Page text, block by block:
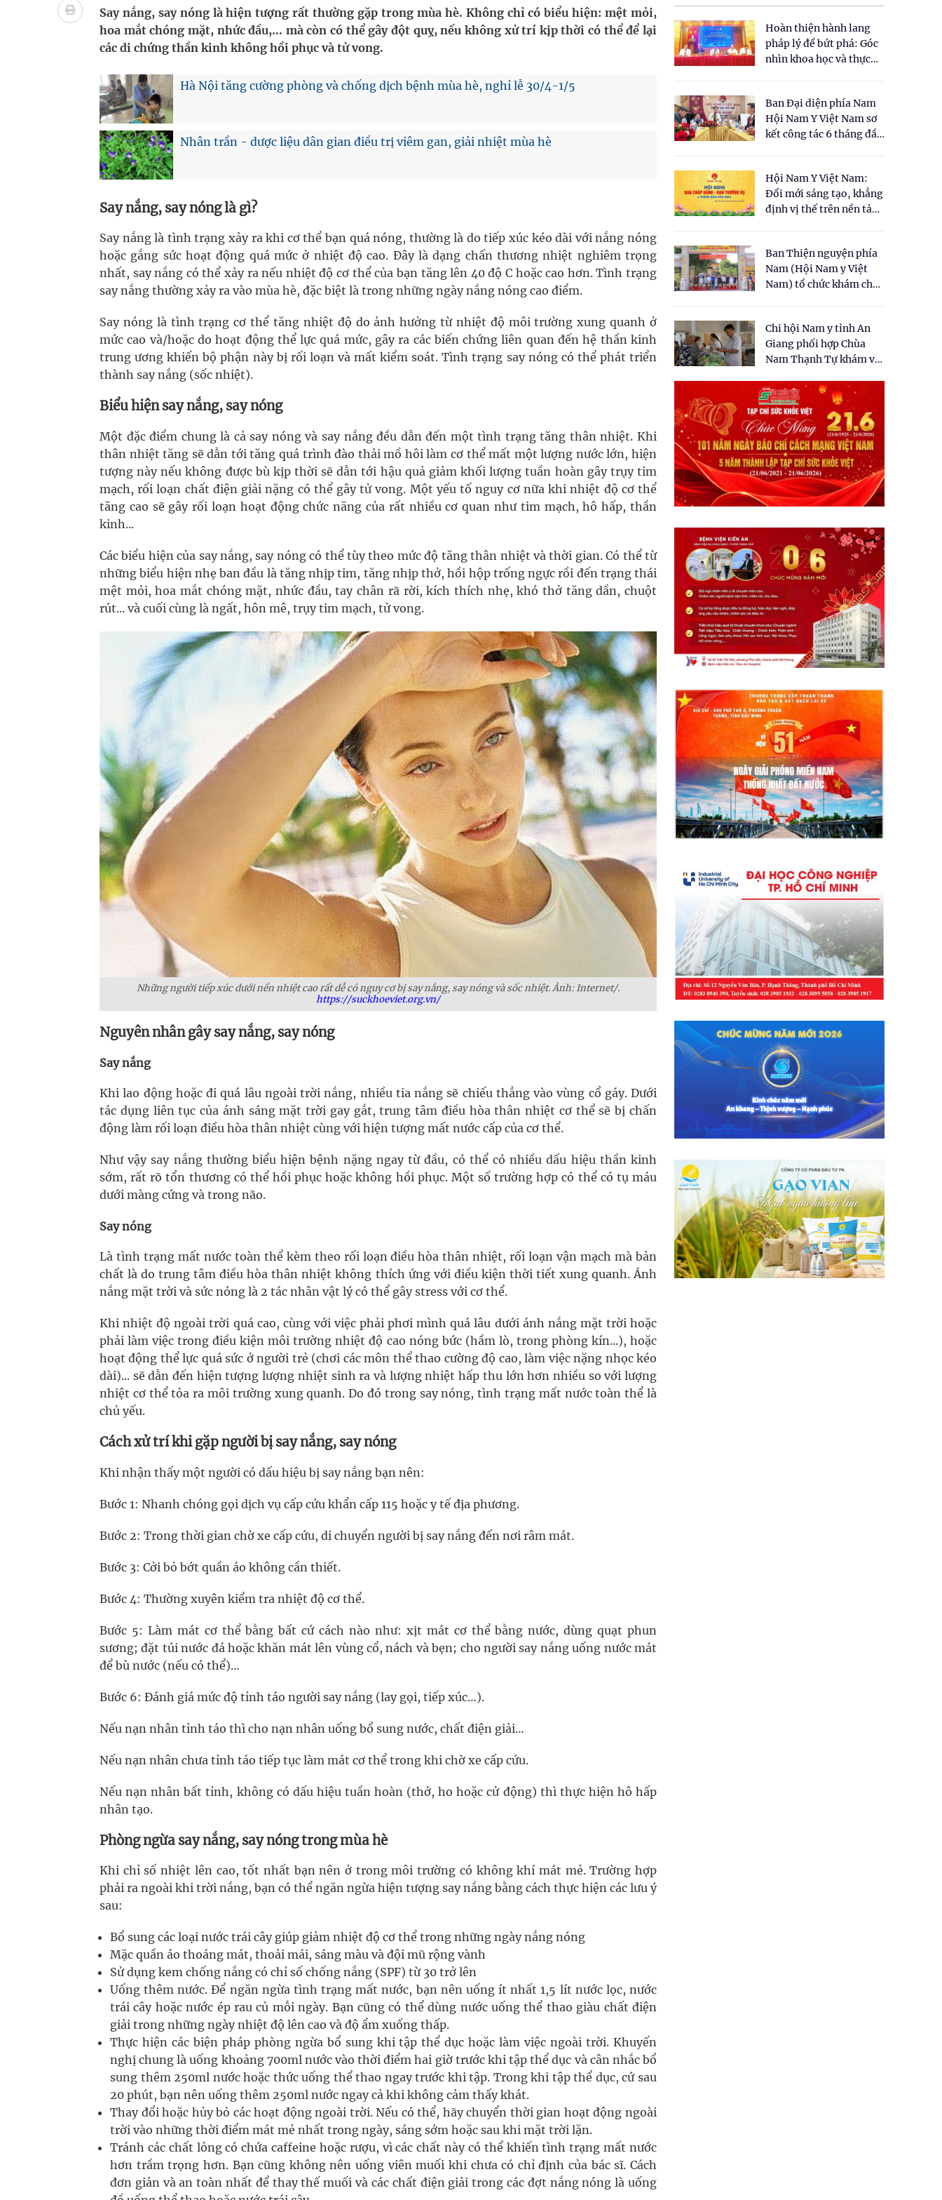
Súp lơ xanh mang đến hy vọng mới trong phòng ngừa ung thư
Tác Dụng Chống Kết Tập Tiểu Cầu Và Chống Đông Máu Của Các Loài Nhân Sâm (Panax Spp.): Tổng
Cách âm nhạc trị liệu được “đo ni đóng giày”
Dự báo thời tiết ngày 08/8/2026: Bắc Bộ nắng nóng, nhiệt độ cao nhất 35 độ
Say nắng, say nóng là hiện tượng rất thường gặp trong mùa hè. Không chỉ có biểu hiện: mệt mỏi,
hoa mắt chóng mặt, nhức đầu,... mà còn có thể gây đột quỵ, nếu không xử trí kịp thời có thể để lại
các di chứng thần kinh không hồi phục và tử vong.
Hà Nội tăng cường phòng và chống dịch bệnh mùa hè, nghỉ lễ 30/4-1/5
Nhân trần - dược liệu dân gian điều trị viêm gan, giải nhiệt mùa hè
Say nắng, say nóng là gì?
Say nắng là tình trạng xảy ra khi cơ thể bạn quá nóng, thường là do tiếp xúc kéo dài với nắng nóng
hoặc gắng sức hoạt động quá mức ở nhiệt độ cao. Đây là dạng chấn thương nhiệt nghiêm trọng
nhất, say nắng có thể xảy ra nếu nhiệt độ cơ thể của bạn tăng lên 40 độ C hoặc cao hơn. Tình trạng
say nắng thường xảy ra vào mùa hè, đặc biệt là trong những ngày nắng nóng cao điểm.
Say nóng là tình trạng cơ thể tăng nhiệt độ do ảnh hưởng từ nhiệt độ môi trường xung quanh ở
mức cao và/hoặc do hoạt động thể lực quá mức, gây ra các biến chứng liên quan đến hệ thần kinh
trung ương khiến bộ phận này bị rối loạn và mất kiểm soát. Tình trạng say nóng có thể phát triển
thành say nắng (sốc nhiệt).
Biểu hiện say nắng, say nóng
Một đặc điểm chung là cả say nóng và say nắng đều dẫn đến một tình trạng tăng thân nhiệt. Khi
thân nhiệt tăng sẽ dẫn tới tăng quá trình đào thải mồ hôi làm cơ thể mất một lượng nước lớn, hiện
tượng này nếu không được bù kịp thời sẽ dẫn tới hậu quả giảm khối lượng tuần hoàn gây trụy tim
mạch, rối loạn chất điện giải nặng có thể gây tử vong. Một yếu tố nguy cơ nữa khi nhiệt độ cơ thể
tăng cao sẽ gây rối loạn hoạt động chức năng của rất nhiều cơ quan như tim mạch, hô hấp, thần
kinh...
Các biểu hiện của say nắng, say nóng có thể tùy theo mức độ tăng thân nhiệt và thời gian. Có thể từ
những biểu hiện nhẹ ban đầu là tăng nhịp tim, tăng nhịp thở, hồi hộp trống ngực rồi đến trạng thái
mệt mỏi, hoa mắt chóng mặt, nhức đầu, tay chân rã rời, kích thích nhẹ, khó thở tăng dần, chuột
rút... và cuối cùng là ngất, hôn mê, trụy tim mạch, tử vong.
Những người tiếp xúc dưới nền nhiệt cao rất dễ có nguy cơ bị say nắng, say nóng và sốc nhiệt. Ảnh: Internet/.
https://suckhoeviet.org.vn/
Nguyên nhân gây say nắng, say nóng
Say nắng
Khi lao động hoặc đi quá lâu ngoài trời nắng, nhiều tia nắng sẽ chiếu thẳng vào vùng cổ gáy. Dưới
tác dụng liên tục của ánh sáng mặt trời gay gắt, trung tâm điều hòa thân nhiệt cơ thể sẽ bị chấn
động làm rối loạn điều hòa thân nhiệt cùng với hiện tượng mất nước cấp của cơ thể.
Như vậy say nắng thường biểu hiện bệnh nặng ngay từ đầu, có thể có nhiều dấu hiệu thần kinh
sớm, rất rõ tổn thương có thể hồi phục hoặc không hồi phục. Một số trường hợp có thể có tụ máu
dưới màng cứng và trong não.
Say nóng
Là tình trạng mất nước toàn thể kèm theo rối loạn điều hòa thân nhiệt, rối loạn vận mạch mà bản
chất là do trung tâm điều hòa thân nhiệt không thích ứng với điều kiện thời tiết xung quanh. Ánh
nắng mặt trời và sức nóng là 2 tác nhân vật lý có thể gây stress với cơ thể.
Khi nhiệt độ ngoài trời quá cao, cùng với việc phải phơi mình quá lâu dưới ánh nắng mặt trời hoặc
phải làm việc trong điều kiện môi trường nhiệt độ cao nóng bức (hầm lò, trong phòng kín...), hoặc
hoạt động thể lực quá sức ở người trẻ (chơi các môn thể thao cường độ cao, làm việc nặng nhọc kéo
dài)... sẽ dẫn đến hiện tượng lượng nhiệt sinh ra và lượng nhiệt hấp thu lớn hơn nhiều so với lượng
nhiệt cơ thể tỏa ra môi trường xung quanh. Do đó trong say nóng, tình trạng mất nước toàn thể là
chủ yếu.
Cách xử trí khi gặp người bị say nắng, say nóng
Khi nhận thấy một người có dấu hiệu bị say nắng bạn nên:
Bước 1: Nhanh chóng gọi dịch vụ cấp cứu khẩn cấp 115 hoặc y tế địa phương.
Bước 2: Trong thời gian chờ xe cấp cứu, di chuyển người bị say nắng đến nơi râm mát.
Bước 3: Cởi bỏ bớt quần áo không cần thiết.
Bước 4: Thường xuyên kiểm tra nhiệt độ cơ thể.
Bước 5: Làm mát cơ thể bằng bất cứ cách nào như: xịt mát cơ thể bằng nước, dùng quạt phun
sương; đặt túi nước đá hoặc khăn mát lên vùng cổ, nách và bẹn; cho người say nắng uống nước mát
để bù nước (nếu có thể)…
Bước 6: Đánh giá mức độ tỉnh táo người say nắng (lay gọi, tiếp xúc…).
Nếu nạn nhân tỉnh táo thì cho nạn nhân uống bổ sung nước, chất điện giải…
Nếu nạn nhân chưa tỉnh táo tiếp tục làm mát cơ thể trong khi chờ xe cấp cứu.
Nếu nạn nhân bất tỉnh, không có dấu hiệu tuần hoàn (thở, ho hoặc cử động) thì thực hiện hô hấp
nhân tạo.
Phòng ngừa say nắng, say nóng trong mùa hè
Khi chỉ số nhiệt lên cao, tốt nhất bạn nên ở trong môi trường có không khí mát mẻ. Trường hợp
phải ra ngoài khi trời nắng, bạn có thể ngăn ngừa hiện tượng say nắng bằng cách thực hiện các lưu ý
sau:
Bổ sung các loại nước trái cây giúp giảm nhiệt độ cơ thể trong những ngày nắng nóng
Mặc quần áo thoáng mát, thoải mái, sáng màu và đội mũ rộng vành
Sử dụng kem chống nắng có chỉ số chống nắng (SPF) từ 30 trở lên
Uống thêm nước. Để ngăn ngừa tình trạng mất nước, bạn nên uống ít nhất 1,5 lít nước lọc, nước
trái cây hoặc nước ép rau củ mỗi ngày. Bạn cũng có thể dùng nước uống thể thao giàu chất điện
giải trong những ngày nhiệt độ lên cao và độ ẩm xuống thấp.
Thực hiện các biện pháp phòng ngừa bổ sung khi tập thể dục hoặc làm việc ngoài trời. Khuyến
nghị chung là uống khoảng 700ml nước vào thời điểm hai giờ trước khi tập thể dục và cân nhắc bổ
sung thêm 250ml nước hoặc thức uống thể thao ngay trước khi tập. Trong khi tập thể dục, cứ sau
20 phút, bạn nên uống thêm 250ml nước ngay cả khi không cảm thấy khát.
Thay đổi hoặc hủy bỏ các hoạt động ngoài trời. Nếu có thể, hãy chuyển thời gian hoạt động ngoài
trời vào những thời điểm mát mẻ nhất trong ngày, sáng sớm hoặc sau khi mặt trời lặn.
Tránh các chất lỏng có chứa caffeine hoặc rượu, vì các chất này có thể khiến tình trạng mất nước
hơn trầm trọng hơn. Bạn cũng không nên uống viên muối khi chưa có chỉ định của bác sĩ. Cách
đơn giản và an toàn nhất để thay thế muối và các chất điện giải trong các đợt nắng nóng là uống
Hoàn thiện hành lang
pháp lý để bứt phá: Góc
nhìn khoa học và thực
cho Luật Y dược cổ
truyền Việt Nam"
Ban Đại diện phía Nam
Hội Nam Y Việt Nam sơ
kết công tác 6 tháng đầu
Hội Nam Y Việt Nam:
Đổi mới sáng tạo, khẳng
định vị thế trên nền tảng
Ban Thiện nguyện phía
Nam (Hội Nam y Việt
Nam) tổ chức khám chữa
dân tại xã Tân Tập
Chi hội Nam y tỉnh An
Giang phối hợp Chùa
Nam Thạnh Tự khám và
nhân dân